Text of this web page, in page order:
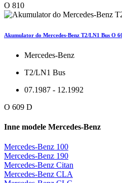
O 810
Akumulator do Mercedes-Benz T2/LN1 Bus O
Mercedes-Benz
T2/LN1 Bus
07.1987 - 12.1992
O 609 D
Inne modele Mercedes-Benz
Mercedes-Benz 100
Mercedes-Benz 190
Mercedes-Benz Citan
Mercedes-Benz CLA